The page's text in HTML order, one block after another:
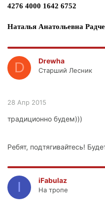
4276 4000 1642 6752
Наталья Анатольевна
D Drewha
Старший Лесник
28 Апр 2015
традиционно будем)))
Ребят, подтягивайтесь!
I iFabulaz
На тропе